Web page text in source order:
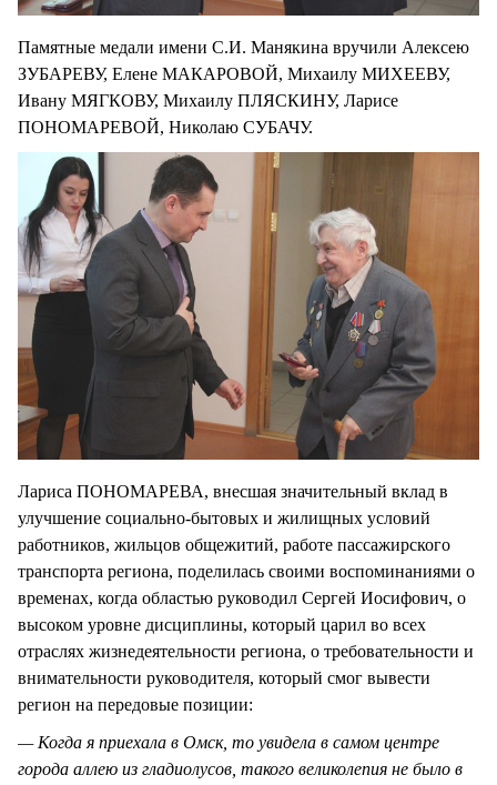
Памятные медали имени С.И. Манякина вручили Алексею
ЗУБАРЕВУ, Елене МАКАРОВОЙ, Михаилу МИХЕЕВУ,
Ивану МЯГКОВУ, Михаилу ПЛЯСКИНУ, Ларисе
ПОНОМАРЕВОЙ, Николаю СУБАЧУ.
Лариса ПОНОМАРЕВА, внесшая значительный вклад в
улучшение социально-бытовых и жилищных условий
работников, жильцов общежитий, работе пассажирского
транспорта региона, поделилась своими воспоминаниями о
временах, когда областью руководил Сергей Иосифович, о
высоком уровне дисциплины, который царил во всех
отраслях жизнедеятельности региона, о требовательности и
внимательности руководителя, который смог вывести
регион на передовые позиции:
— Когда я приехала в Омск, то увидела в самом центре
города аллею из гладиолусов, такого великолепия не было в